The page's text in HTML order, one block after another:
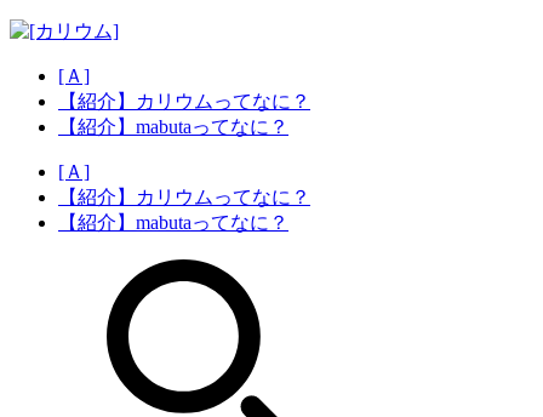
[Ａ]
【紹介】カリウムってなに？
【紹介】mabutaってなに？
[Ａ]
【紹介】カリウムってなに？
【紹介】mabutaってなに？